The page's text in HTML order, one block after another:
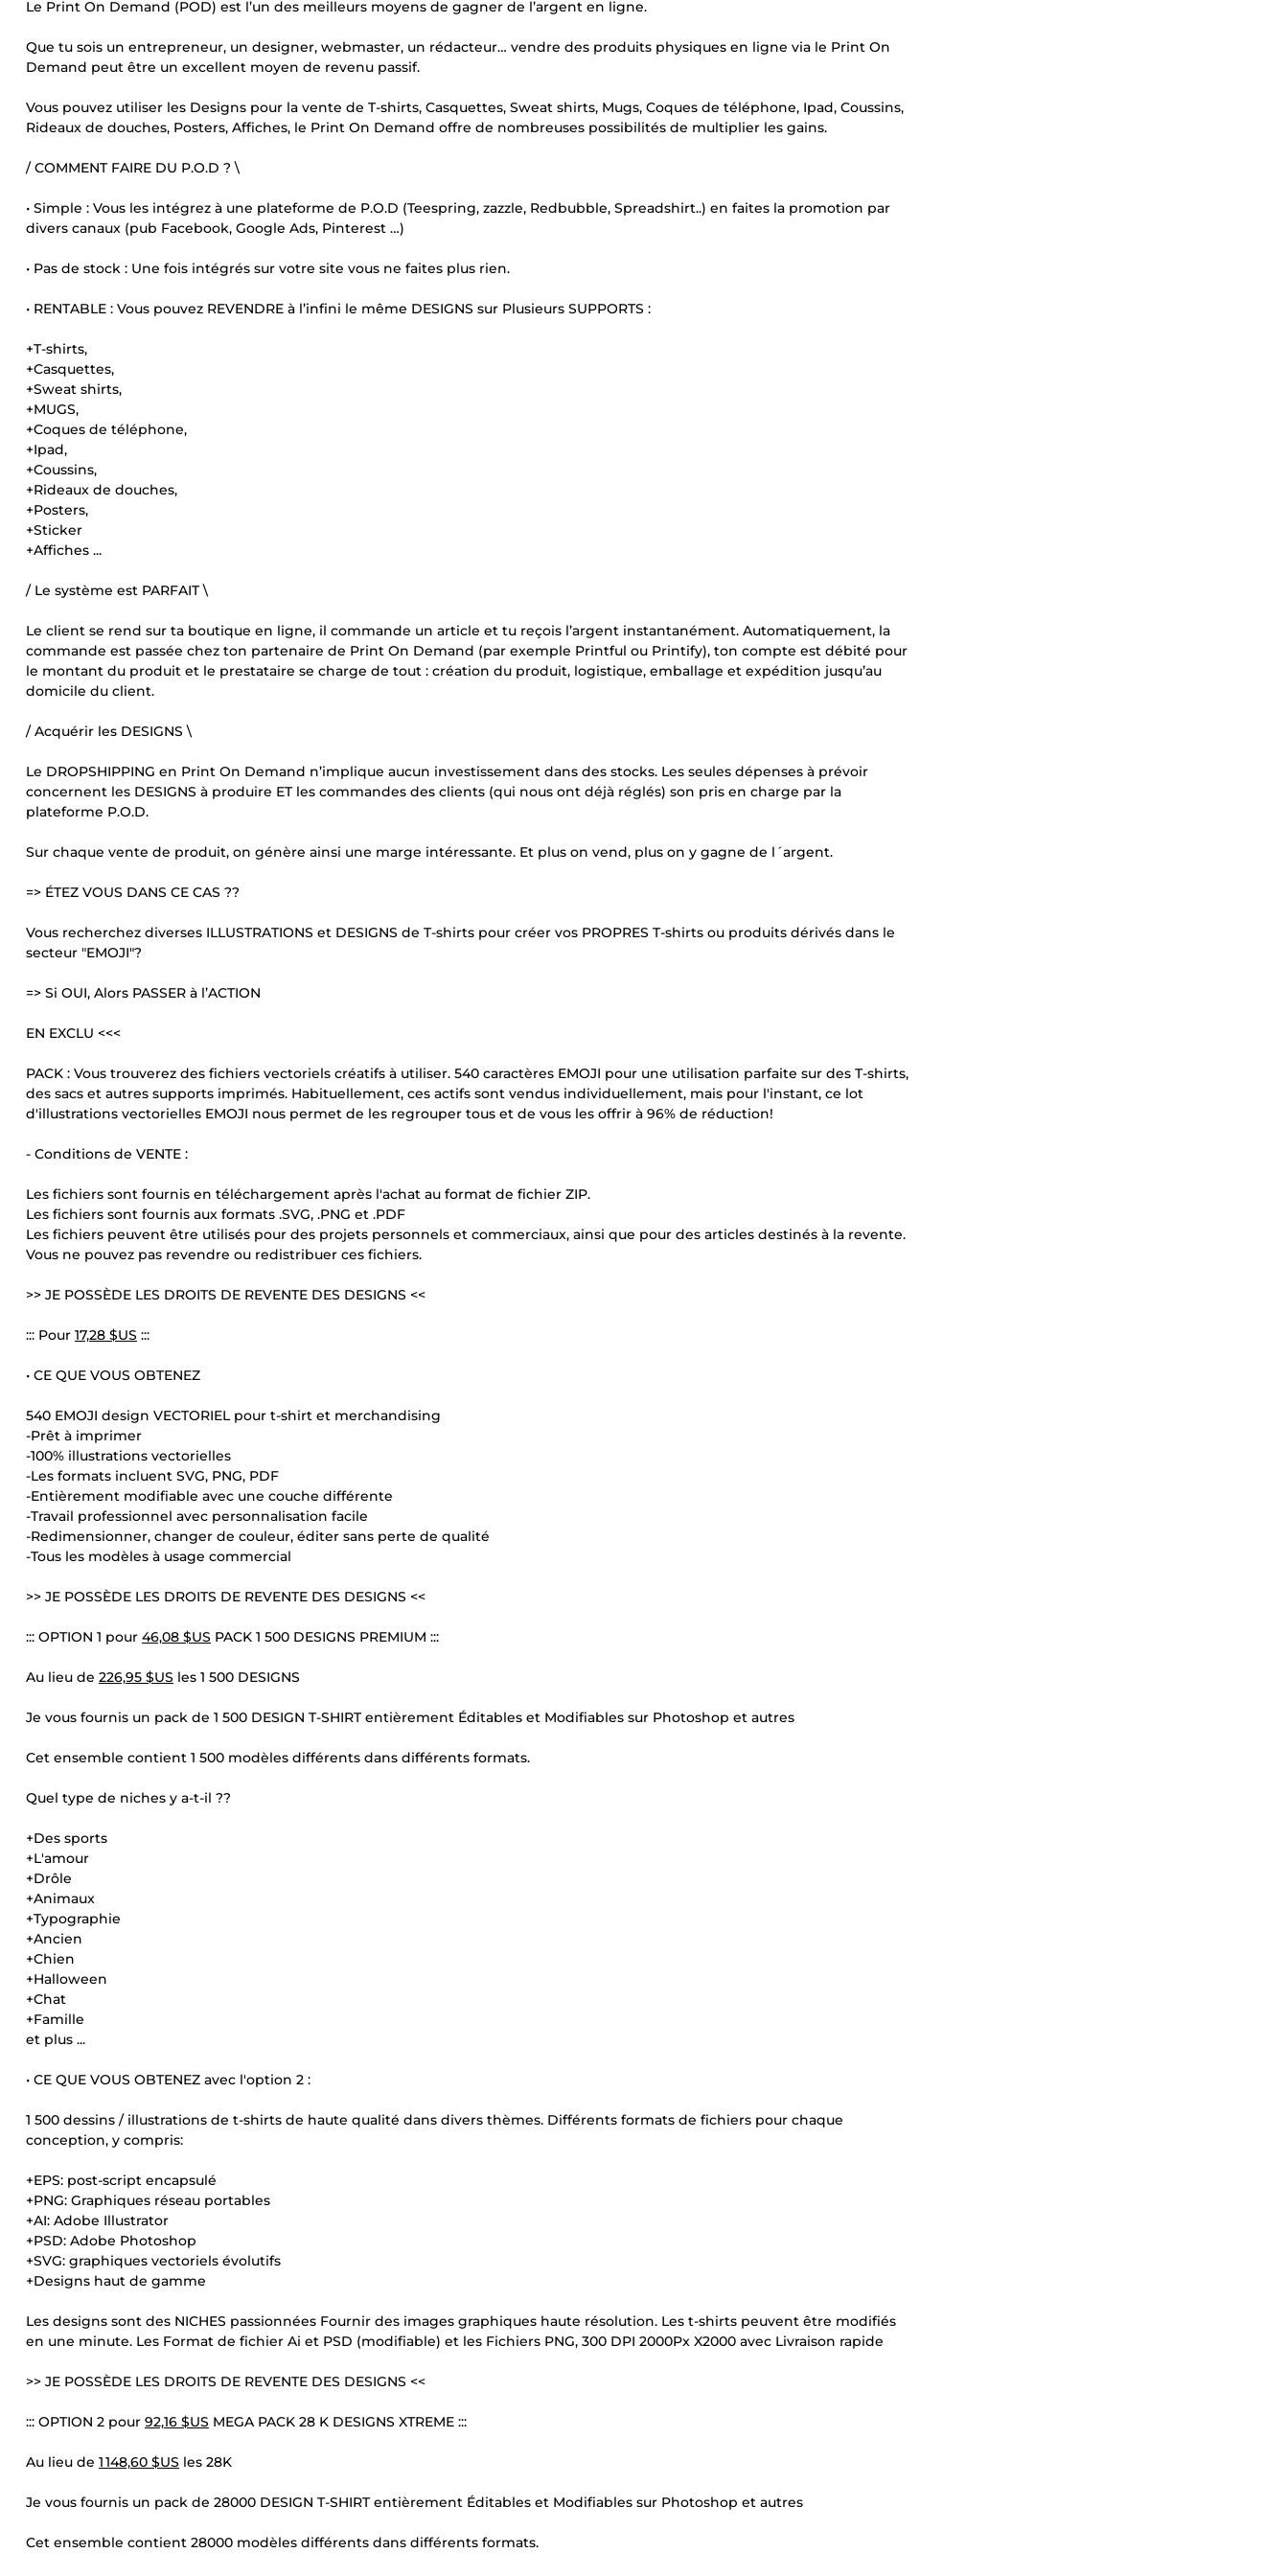
Le Print On Demand (POD) est l’un des meilleurs moyens de gagner de l’argent en ligne.
Que tu sois un entrepreneur, un designer, webmaster, un rédacteur… vendre des produits physiques en ligne via le Print On
Demand peut être un excellent moyen de revenu passif.
Vous pouvez utiliser les Designs pour la vente de T-shirts, Casquettes, Sweat shirts, Mugs, Coques de téléphone, Ipad, Coussins,
Rideaux de douches, Posters, Affiches, le Print On Demand offre de nombreuses possibilités de multiplier les gains.
/ COMMENT FAIRE DU P.O.D ? \
• Simple : Vous les intégrez à une plateforme de P.O.D (Teespring, zazzle, Redbubble, Spreadshirt..) en faites la promotion par
divers canaux (pub Facebook, Google Ads, Pinterest …)
• Pas de stock : Une fois intégrés sur votre site vous ne faites plus rien.
• RENTABLE : Vous pouvez REVENDRE à l’infini le même DESIGNS sur Plusieurs SUPPORTS :
+T-shirts,
+Casquettes,
+Sweat shirts,
+MUGS,
+Coques de téléphone,
+Ipad,
+Coussins,
+Rideaux de douches,
+Posters,
+Sticker
+Affiches ...
/ Le système est PARFAIT \
Le client se rend sur ta boutique en ligne, il commande un article et tu reçois l’argent instantanément. Automatiquement, la
commande est passée chez ton partenaire de Print On Demand (par exemple Printful ou Printify), ton compte est débité pour
le montant du produit et le prestataire se charge de tout : création du produit, logistique, emballage et expédition jusqu’au
domicile du client.
/ Acquérir les DESIGNS \
Le DROPSHIPPING en Print On Demand n’implique aucun investissement dans des stocks. Les seules dépenses à prévoir
concernent les DESIGNS à produire ET les commandes des clients (qui nous ont déjà réglés) son pris en charge par la
plateforme P.O.D.
Sur chaque vente de produit, on génère ainsi une marge intéressante. Et plus on vend, plus on y gagne de l´argent.
=> ÉTEZ VOUS DANS CE CAS ??
Vous recherchez diverses ILLUSTRATIONS et DESIGNS de T-shirts pour créer vos PROPRES T-shirts ou produits dérivés dans le
secteur "EMOJI"?
=> Si OUI, Alors PASSER à l’ACTION
EN EXCLU <<<
PACK : Vous trouverez des fichiers vectoriels créatifs à utiliser. 540 caractères EMOJI pour une utilisation parfaite sur des T-shirts,
des sacs et autres supports imprimés. Habituellement, ces actifs sont vendus individuellement, mais pour l'instant, ce lot
d'illustrations vectorielles EMOJI nous permet de les regrouper tous et de vous les offrir à 96% de réduction!
- Conditions de VENTE :
Les fichiers sont fournis en téléchargement après l'achat au format de fichier ZIP.
Les fichiers sont fournis aux formats .SVG, .PNG et .PDF
Les fichiers peuvent être utilisés pour des projets personnels et commerciaux, ainsi que pour des articles destinés à la revente.
Vous ne pouvez pas revendre ou redistribuer ces fichiers.
>> JE POSSÈDE LES DROITS DE REVENTE DES DESIGNS <<
::: Pour 17,28 $US :::
• CE QUE VOUS OBTENEZ
540 EMOJI design VECTORIEL pour t-shirt et merchandising
-Prêt à imprimer
-100% illustrations vectorielles
-Les formats incluent SVG, PNG, PDF
-Entièrement modifiable avec une couche différente
-Travail professionnel avec personnalisation facile
-Redimensionner, changer de couleur, éditer sans perte de qualité
-Tous les modèles à usage commercial
>> JE POSSÈDE LES DROITS DE REVENTE DES DESIGNS <<
::: OPTION 1 pour 46,08 $US PACK 1 500 DESIGNS PREMIUM :::
Au lieu de 226,95 $US les 1 500 DESIGNS
Je vous fournis un pack de 1 500 DESIGN T-SHIRT entièrement Éditables et Modifiables sur Photoshop et autres
Cet ensemble contient 1 500 modèles différents dans différents formats.
Quel type de niches y a-t-il ??
+Des sports
+L'amour
+Drôle
+Animaux
+Typographie
+Ancien
+Chien
+Halloween
+Chat
+Famille
et plus ...
• CE QUE VOUS OBTENEZ avec l'option 2 :
1 500 dessins / illustrations de t-shirts de haute qualité dans divers thèmes. Différents formats de fichiers pour chaque
conception, y compris:
+EPS: post-script encapsulé
+PNG: Graphiques réseau portables
+AI: Adobe Illustrator
+PSD: Adobe Photoshop
+SVG: graphiques vectoriels évolutifs
+Designs haut de gamme
Les designs sont des NICHES passionnées Fournir des images graphiques haute résolution. Les t-shirts peuvent être modifiés
en une minute. Les Format de fichier Ai et PSD (modifiable) et les Fichiers PNG, 300 DPI 2000Px X2000 avec Livraison rapide
>> JE POSSÈDE LES DROITS DE REVENTE DES DESIGNS <<
::: OPTION 2 pour 92,16 $US MEGA PACK 28 K DESIGNS XTREME :::
Au lieu de 1 148,60 $US les 28K
Je vous fournis un pack de 28000 DESIGN T-SHIRT entièrement Éditables et Modifiables sur Photoshop et autres
Cet ensemble contient 28000 modèles différents dans différents formats.